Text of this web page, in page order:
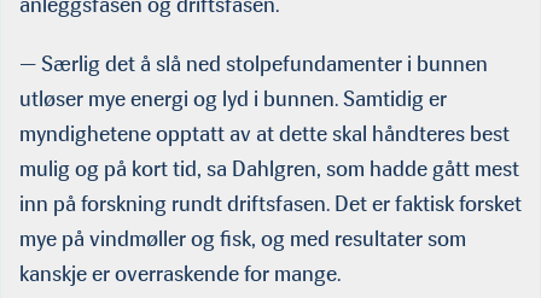
— Særlig det å slå ned stolpefundamenter i bunnen
utløser mye energi og lyd i bunnen. Samtidig er
myndighetene opptatt av at dette skal håndteres best
mulig og på kort tid, sa Dahlgren, som hadde gått mest
inn på forskning rundt driftsfasen. Det er fak­tisk forsket
mye på vindmøller og fisk, og med resultater som
kanskje er overraskende for mange.